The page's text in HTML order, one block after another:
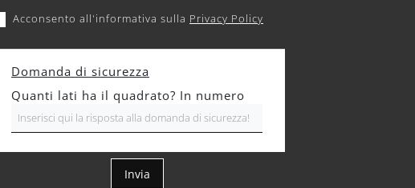
Acconsento all'informativa sulla Privacy Policy
Domanda di sicurezza
Quanti lati ha il quadrato? In numero
Invia